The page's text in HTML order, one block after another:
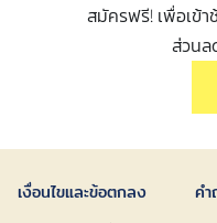
สมัครฟรี! เพื่อเข้า
ส่วนล
เงื่อนไขและข้อตกลง ค